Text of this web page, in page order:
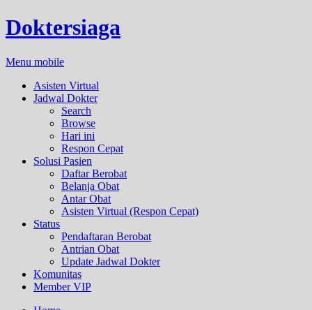
Doktersiaga
Menu mobile
Asisten Virtual
Jadwal Dokter
Search
Browse
Hari ini
Respon Cepat
Solusi Pasien
Daftar Berobat
Belanja Obat
Antar Obat
Asisten Virtual (Respon Cepat)
Status
Pendaftaran Berobat
Antrian Obat
Update Jadwal Dokter
Komunitas
Member VIP